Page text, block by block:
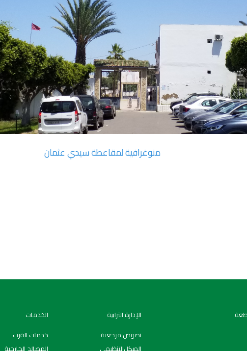
منوغرافية لمقاعطة سيدي عثمان
الإدارة الترابية
نصوص مرجعية
الخدمات
خدمات القرب